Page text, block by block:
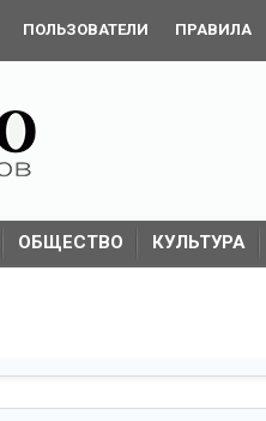
ПОЛЬЗОВАТЕЛИ ПРАВИЛА
ОБЩЕСТВО КУЛЬТУРА